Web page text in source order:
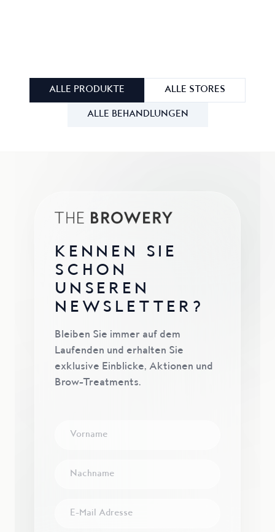
ALLE PRODUKTE ALLE STORES
ALLE BEHANDLUNGEN
KENNEN SIE
SCHON
UNSEREN
NEWSLETTER?
Bleiben Sie immer auf dem
Laufenden und erhalten Sie
exklusive Einblicke, Aktionen und
Brow-Treatments.